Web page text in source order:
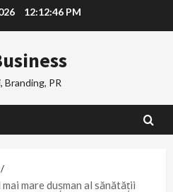
12:12:47 PM
Branding, PR
mare dușman al sănătății